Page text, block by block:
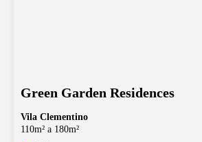
Green Garden Residences
Vila Clementino
110m² a 180m²